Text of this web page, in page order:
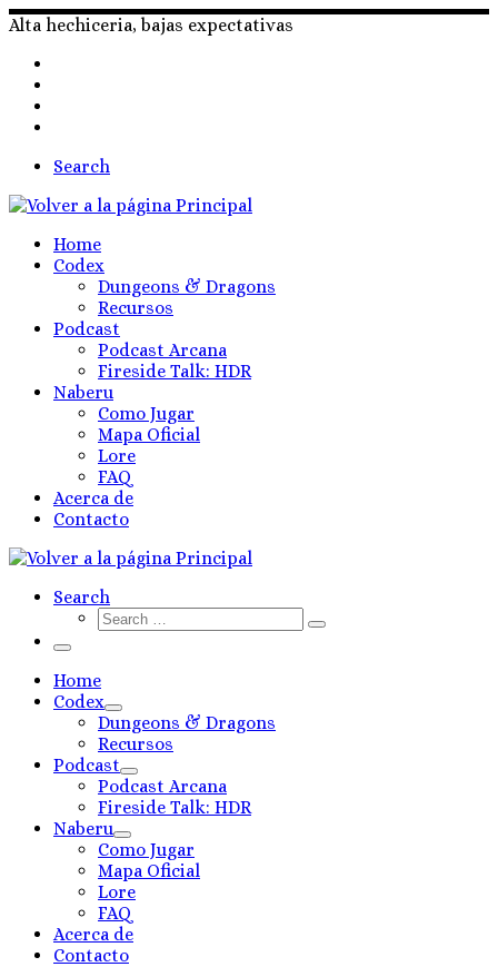
Skip
content
Alta hechiceria, bajas expectativas
Search
Home
Codex
Dungeons & Dragons
Recursos
Podcast
Podcast Arcana
Fireside Talk: HDR
Naberu
Como Jugar
Mapa Oficial
Lore
FAQ
Acerca de
Contacto
Search
Search
Search
Menú
Home
Codex
Dungeons & Dragons
Recursos
Podcast
Podcast Arcana
Fireside Talk: HDR
Naberu
Como Jugar
Mapa Oficial
Lore
FAQ
Acerca de
Contacto